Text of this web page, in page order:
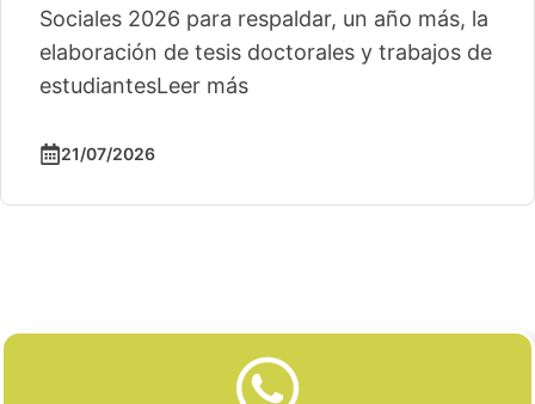
Sociales 2026 para respaldar, un año más, la
elaboración de tesis doctorales y trabajos de
estudiantesLeer más
21/07/2026